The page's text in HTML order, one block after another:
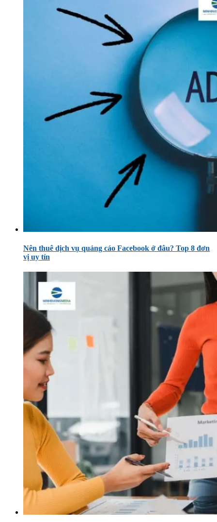
Nên thuê dịch vụ quảng cáo Facebook ở đâu? Top 8 đơn
vị uy tín